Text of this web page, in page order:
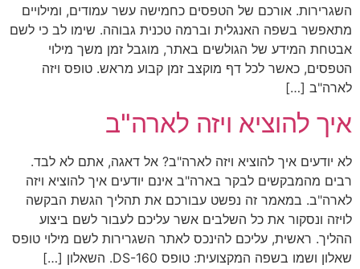
השגרירות. אורכם של הטפסים כחמישה עשר עמודים, ומילויים
מתאפשר בשפה האנגלית וברמה טכנית גבוהה. שימו לב כי לשם
אבטחת המידע של הגולשים באתר, מוגבל זמן משך מילוי
הטפסים, כאשר לכל דף מוקצב זמן קבוע מראש. טופס ויזה
לארה"ב […]
איך להוציא ויזה לארה"ב
לא יודעים איך להוציא ויזה לארה"ב? אל דאגה, אתם לא לבד.
רבים מהמבקשים לבקר בארה"ב אינם יודעים איך להוציא ויזה
לארה"ב. במאמר זה נפשט עבורכם את תהליך הגשת הבקשה
לויזה ונסקור את כל השלבים אשר עליכם לעבור לשם ביצוע
ההליך. ראשית, עליכם להינכס לאתר השגרירות לשם מילוי טופס
שאלון ושמו בשפה המקצועית: טופס DS-160. השאלון […]